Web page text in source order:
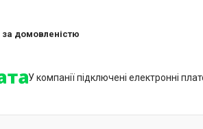
за домовленістю
У компанії підключені електронні